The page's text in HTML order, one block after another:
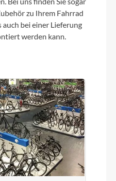
zu Ihrem Fahrrad
auch bei einer Lieferung
werden kann.